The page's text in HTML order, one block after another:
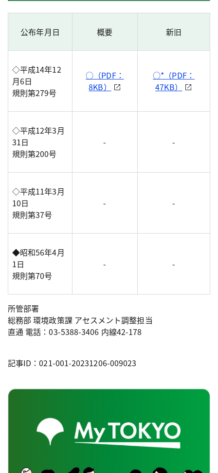
公布年月日 概要 新旧
◇平成14年12
月6日
規則第279号
○（PDF：
8KB）
○*（PDF：
47KB）
◇平成12年3月
31日
規則第200号
- -
◇平成11年3月
10日
規則第37号
- -
◆昭和56年4月
1日
規則第70号
- -
所管部署
総務部 環境政策課 アセスメント調整担当
直通 電話：03-5388-3406 内線42-178
記事ID：021-001-20231206-009023